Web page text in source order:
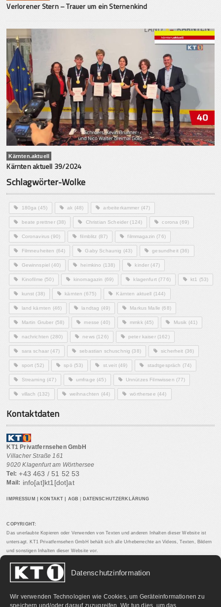
Datenschutzinformation
Wir verwenden Technologien wie Cookies, um Geräteinformationen zu
speichern und/oder darauf zuzugreifen. Wir tun dies, um das
Verlorener Stern – Trauer um ein Sternenkind
Kärnten.aktuell
Kärnten aktuell 39/2024
Schlagwörter-Wolke
180ga (45) ak (48) arbeiterkammer (47)
beate prettner(38) Christian Scheider (124) corona (69)
Coronavirus (90) filmblitz (87) filmmagazin (76)
Filmneuheiten (64) Gaby Schaunig (43) gesundheit(36)
Gewinnspiel (40) heimkino (138) kinder (47)
Kinofilme (50) kinomagazin (69) klagenfurt(776) kt1 (53)
kunst (38) kärnten (675) Kärnten aktuell (144)
land kärnten (46) landtag (49) Markus Malle (68)
Martin Gruber (58) messe (40) mmkk(45) Musik (41)
nachrichten (280) news(126) peter kaiser(162)
sara schaar (47) sebastian schuschnig (38) sicherheit (36)
sport (52) spö (53) st.veit(49) stadtgespräch (74)
Streaming (47) umfrage (45) Unnützes Filmwissen (77)
villach (132) weihnachten (44) wörthersee (44)
Kontaktdaten
KT1 Privatfernsehen GmbH
Villacher Straße 161
9020 Klagenfurt am Wörthersee
Tel: +43 463 / 51 52 53
Mail: info[at]kt1[dot]at
IMPRESSUM KONTAKT AGB DATENSCHUTZERKLÄRUNG
COPYRIGHT:
Das unerlaubte Kopieren oder Verwenden von Texten und anderen Inhalten dieser Website ist
untersagt. KT1 Privatfernsehen GmbH behält sich alle Urheberrechte an Videos, Texten, Bildern
und sonstigen Inhalten dieser Website vor.
PARTNERLINKS: